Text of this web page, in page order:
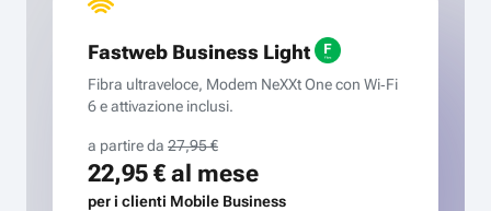
Fastweb Business Light
Fibra ultraveloce, Modem NeXXt One con Wi‑Fi
6 e attivazione inclusi.
a partire da 27,95 €
22,95 €al mese
per i clienti Mobile Business